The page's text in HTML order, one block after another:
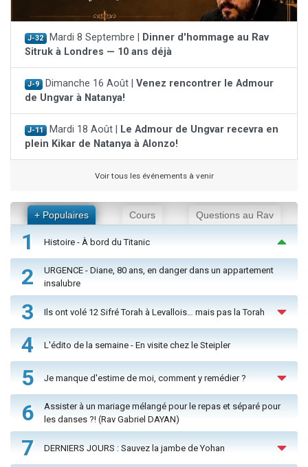
J-32 Mardi 8 Septembre |
Dinner d'hommage au Rav
Sitruk à Londres — 10 ans déjà
J-9 Dimanche 16 Août | Venez rencontrer le Admour
de Ungvar à Natanya!
J-11 Mardi 18 Août |
Le Admour de Ungvar recevra en
plein Kikar de Natanya à Alonzo!
Voir tous les événements à venir
+ Populaires Cours Questions au Rav
1 Histoire - À bord du Titanic
2
URGENCE - Diane, 80 ans, en danger dans un appartement
insalubre
3 Ils ont volé 12 Sifré Torah à Levallois… mais pas la Torah
4 L'édito de la semaine - En visite chez le Steipler
5 Je manque d'estime de moi, comment y remédier ?
6
Assister à un mariage mélangé pour le repas et séparé pour
les danses ?! (Rav Gabriel DAYAN)
7 DERNIERS JOURS : Sauvez la jambe de Yohan